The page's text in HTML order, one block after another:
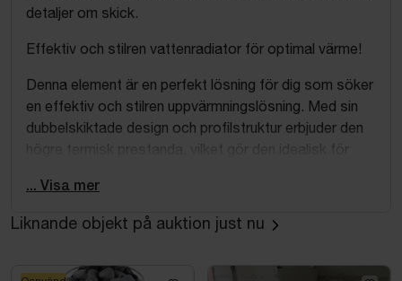
detaljer om skick.
Effektiv och stilren vattenradiator för optimal värme!
Denna element är en perfekt lösning för dig som söker
en effektiv och stilren uppvärmningslösning. Med sin
dubbelskiktade design och profilstruktur erbjuder den
högre termisk prestanda, vilket gör den idealisk för
Tillverkad av kallvalsad kvalitetsplåt, garanterar denna
radiator hållbarhet och stabilitet. Den platta designen
och inbyggda bafflar ökar värmeeffekten med upp till
... Visa mer
Liknande objekt på auktion just nu